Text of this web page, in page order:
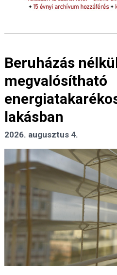
Beruházás
megvalósítható
lakásban
2026. augusztus 4.